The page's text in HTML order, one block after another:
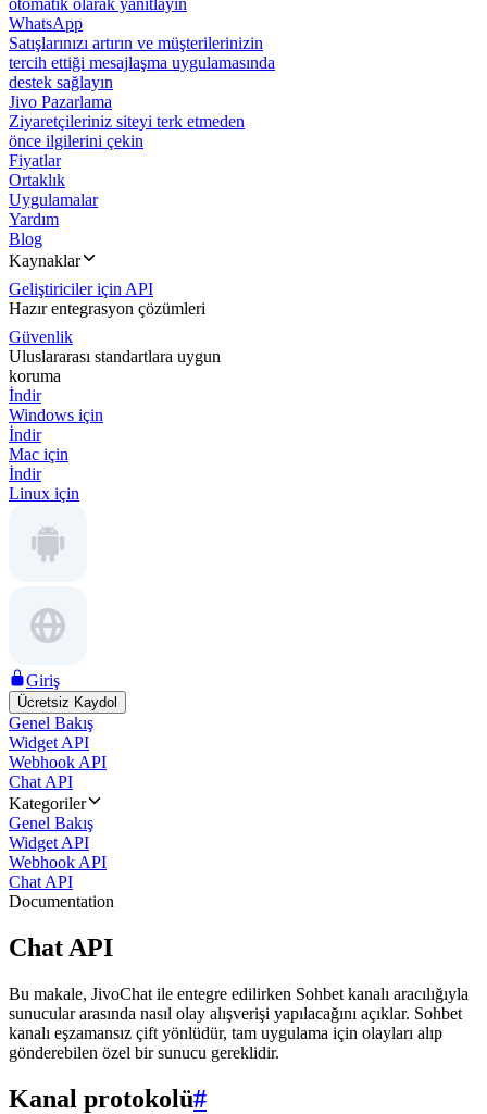
otomatik olarak yanıtlayın
WhatsApp
Satışlarınızı artırın ve müşterilerinizin
tercih ettiği mesajlaşma uygulamasında
destek sağlayın
Jivo Pazarlama
Ziyaretçileriniz siteyi terk etmeden
önce ilgilerini çekin
Fiyatlar
Ortaklık
Uygulamalar
Yardım
Blog
Kaynaklar
Geliştiriciler için API
Hazır entegrasyon çözümleri
Güvenlik
Uluslararası standartlara uygun
koruma
İndir
Windows için
İndir
Mac için
İndir
Linux için
Giriş
Ücretsiz Kaydol
Genel Bakış
Widget API
Webhook API
Chat API
Kategoriler
Genel Bakış
Widget API
Webhook API
Chat API
Documentation
Chat API
Bu makale, JivoChat ile entegre edilirken Sohbet kanalı aracılığıyla
sunucular arasında nasıl olay alışverişi yapılacağını açıklar. Sohbet
kanalı eşzamansız çift yönlüdür, tam uygulama için olayları alıp
gönderebilen özel bir sunucu gereklidir.
Kanal protokolü#